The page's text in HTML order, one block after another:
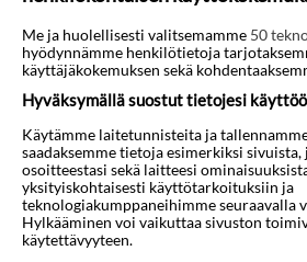
päässä Pergan antiikinaikaisesta
Hotellissa on ravintola, baari,
lahjatavarakauppa, kampaamo,
sauna, hierontaa, TV-huone,
tenniskenttä, yökerho ja
Huoneissa on kylpyhuone/
Me ja huolellisesti valitsemamme 50
hyödynnämme henkilötietoja
käyttäjäkokemuksen sekä
Hyväksymällä suostut tietojesi
Käytämme laitetunnisteita ja
saadaksemme tietoja esimerkiksi
osoitteestasi sekä laitteesi
yksityiskohtaisesti käyttötarkoituksiin ja
teknologiakumppaneihimme seuraavalla
Hylkääminen voi vaikuttaa sivuston
käytettävyyteen.